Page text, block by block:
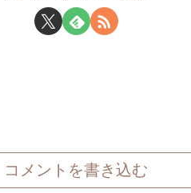
コメントを書き込む